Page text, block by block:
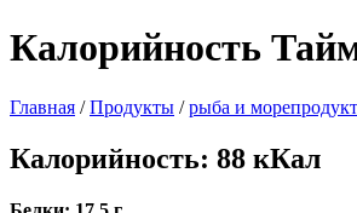
Калорийность
Главная /Продукты /рыба и
Калорийность: 88 кКал